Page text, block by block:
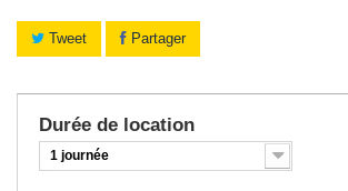
Tweet Partager
Durée de location
1 journée